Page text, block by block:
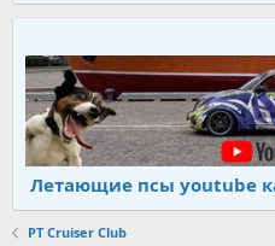
Летающие псы youtube
PT Cruiser Club